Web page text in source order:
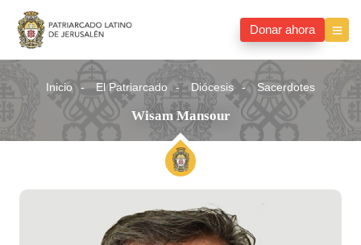
Donar ahora
Inicio El Patriarcado Diócesis Sacerdotes
Wisam Mansour